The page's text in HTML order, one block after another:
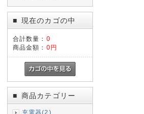
■ 現在のカゴの中
合計数量： 0
商品金額： 0円
■ 商品カテゴリー
充電器(2)